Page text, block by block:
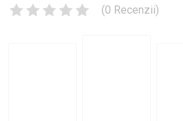
(0 Recenzii)